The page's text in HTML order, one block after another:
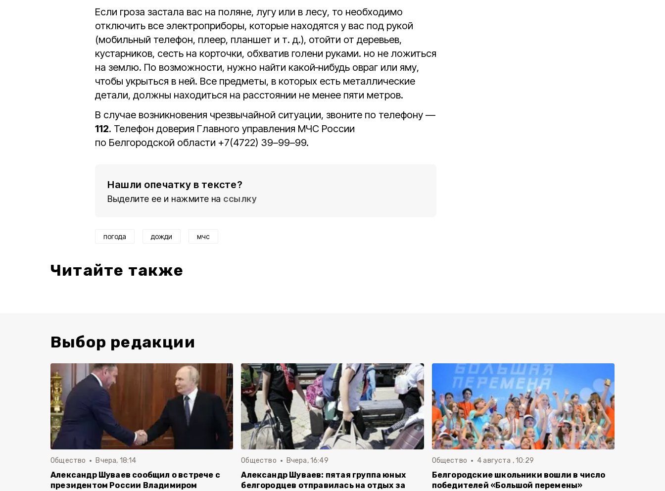
Если гроза застала вас на поляне, лугу или в лесу, то необходимо
отключить все электроприборы, которые находятся у вас под рукой
(мобильный телефон, плеер, планшет и т. д.), отойти от деревьев,
кустарников, сесть на корточки, обхватив голени руками. но не ложиться
на землю. По возможности, нужно найти какой‑нибудь овраг или яму,
чтобы укрыться в ней. Все предметы, в которых есть металлические
детали, должны находиться на расстоянии не менее пяти метров.
В случае возникновения чрезвычайной ситуации, звоните по телефону —
112. Телефон доверия Главного управления МЧС России
по Белгородской области +7(4722) 39–99–99.
Нашли опечатку в тексте?
Выделите ее и нажмите на ссылку
погода дожди мчс
Читайте также
Выбор редакции
Общество Вчера, 18:14
Александр Шуваев сообщил о встрече с
президентом России Владимиром
Общество Вчера, 16:49
Александр Шуваев: пятая группа юных
белгородцев отправилась на отдых за
Общество 4 августа , 10:29
Белгородские школьники вошли в число
победителей «Большой перемены»